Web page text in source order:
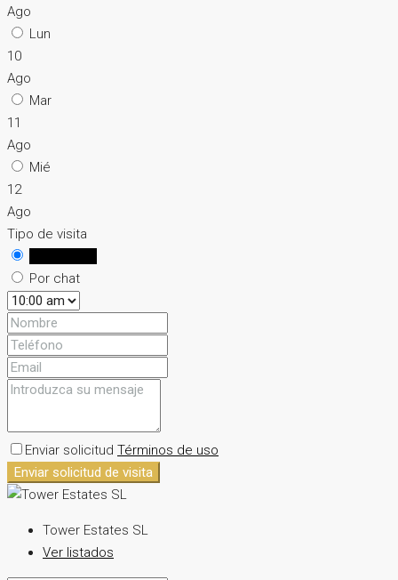
Ago
Lun
10
Ago
Mar
11
Ago
Mié
12
Ago
Tipo de visita
Por chat
Enviar solicitud Términos de uso
Enviar solicitud de visita
Tower Estates SL
Ver listados